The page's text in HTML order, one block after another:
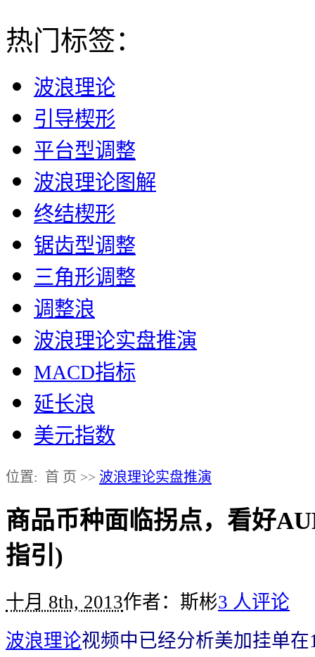
热门标签：
波浪理论
引导楔形
平台型调整
波浪理论图解
终结楔形
锯齿型调整
三角形调整
调整浪
波浪理论实盘推演
MACD指标
延长浪
美元指数
位置: 首 页 >> 波浪理论实盘推演
商品币种面临拐点，看好
指引)
十月 8th, 2013作者：斯彬3 人评论
波浪理论视频中已经分析美加挂单在